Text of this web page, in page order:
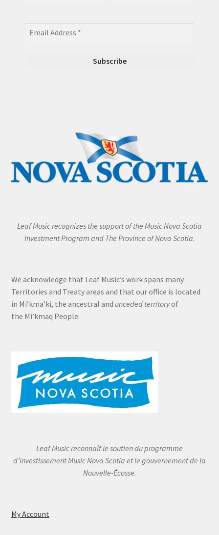
Leaf Music recognizes the support of the Music Nova Scotia
Investment Program and The Province of Nova Scotia.
We acknowledge that Leaf Music’s work spans many
Territories and Treaty areas and that our office is located
in Mi’kma’ki, the ancestral and unceded territoryof
the Mi’kmaq People.
Leaf Music reconnaît le soutien du programme
d’investissement Music Nova Scotia et le gouvernement de la
Nouvelle-Écosse.
My Account